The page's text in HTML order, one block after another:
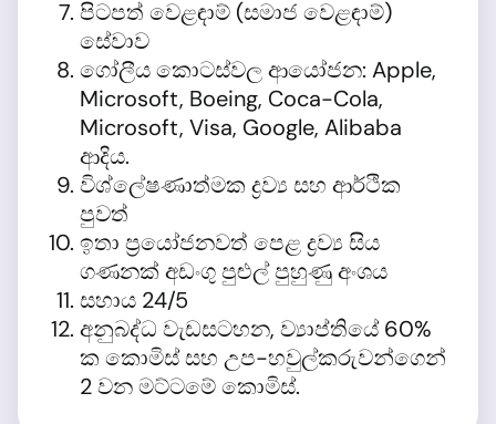
පිටපත් වෙළඳාම් (සමාජ වෙළඳාම්)
සේවාව
ගෝලීය කොටස්වල ආයෝජන: Apple,
Microsoft, Boeing, Coca-Cola,
Microsoft, Visa, Google, Alibaba
ආදිය.
විශ්ලේෂණාත්මක ද්‍රව්‍ය සහ ආර්ථික
පුවත්
ඉතා ප්‍රයෝජනවත් පෙළ ද්‍රව්‍ය සිය
ගණනක් අඩංගු පුළුල් පුහුණු අංශය
සහාය 24/5
අනුබද්ධ වැඩසටහන, ව්‍යාප්තියේ 60%
ක කොමිස් සහ උප-හවුල්කරුවන්ගෙන්
2 වන මට්ටමේ කොමිස්.